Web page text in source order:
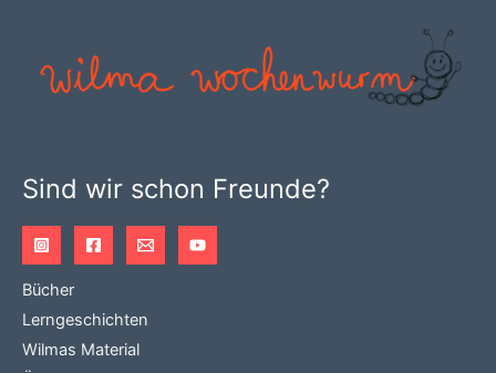
Sind wir schon Freunde?
Bücher
Lerngeschichten
Wilmas Material